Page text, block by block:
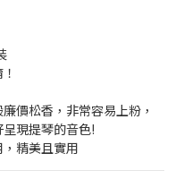
價松香，非常容易上粉，
現提琴的音色!
精美且實用